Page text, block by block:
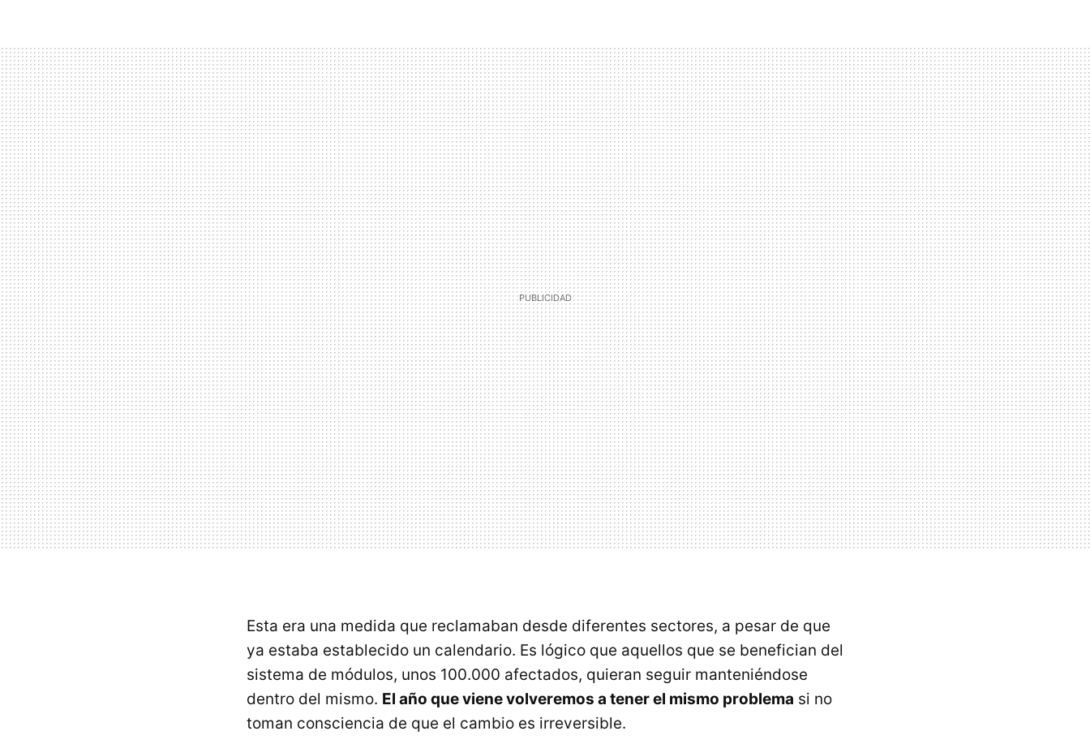
Esta era una medida que reclamaban desde diferentes sectores, a pesar de que
ya estaba establecido un calendario. Es lógico que aquellos que se benefician del
sistema de módulos, unos 100.000 afectados, quieran seguir manteniéndose
dentro del mismo. El año que viene volveremos a tener el mismo problema si no
toman consciencia de que el cambio es irreversible.